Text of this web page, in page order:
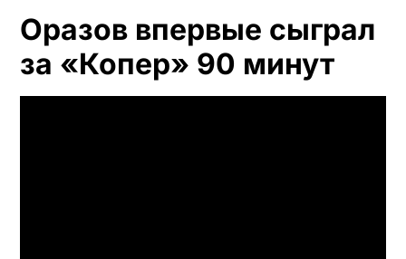
Оразов впервые сыграл
за «Копер» 90 минут